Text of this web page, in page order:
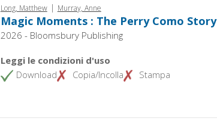
Long, Matthew | Murray, Anne
Magic Moments : The Perry Como Story
2026 - Bloomsbury Publishing
Leggi le condizioni d'uso
Download
Copia/Incolla Stampa